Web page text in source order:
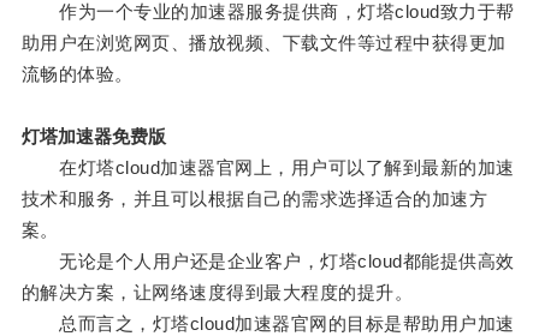
作为一个专业的加速器服务提供商，灯塔cloud致力于帮
助用户在浏览网页、播放视频、下载文件等过程中获得更加
流畅的体验。
灯塔加速器免费版
在灯塔cloud加速器官网上，用户可以了解到最新的加速
技术和服务，并且可以根据自己的需求选择适合的加速方
案。
无论是个人用户还是企业客户，灯塔cloud都能提供高效
的解决方案，让网络速度得到最大程度的提升。
总而言之，灯塔cloud加速器官网的目标是帮助用户加速